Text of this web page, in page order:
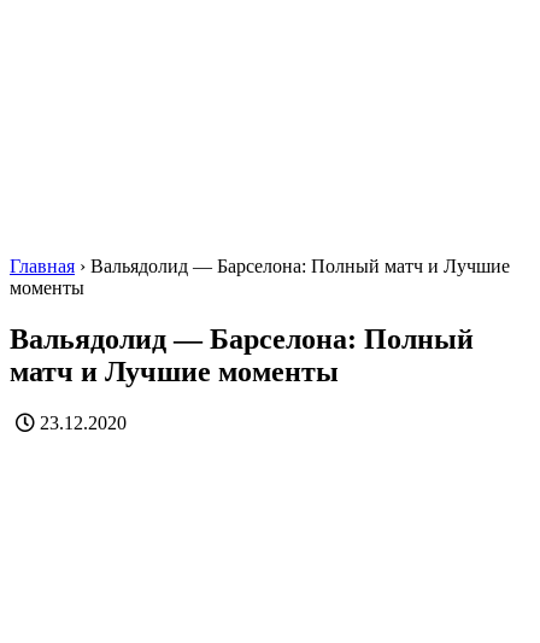
Главная › Вальядолид — Барселона: Полный матч и Лучшие
моменты
Вальядолид — Барселона: Полный
матч и Лучшие моменты
23.12.2020